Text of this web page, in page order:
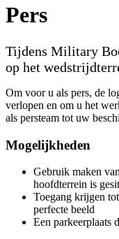
Pers
Tijdens Military
op het
Om voor u als pers, de
verlopen en om u het
als persteam tot uw
Mogelijkheden
Gebruik maken
hoofdterrein is
Toegang krijgen
perfecte beeld
Een parkeerplaats